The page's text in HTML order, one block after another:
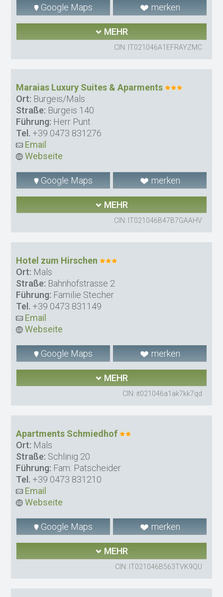
Google Maps merken
MEHR
CIN: IT021046A1EFRAYZMC
Maraias Luxury Suites & Aparments
Ort: Burgeis/Mals
Straße: Burgeis 140
Führung: Herr Punt
Tel. +39 0473 831276
Email
Webseite
Google Maps merken
MEHR
CIN: IT021046B47B7GAAHV
Hotel zum Hirschen
Ort: Mals
Straße: Bahnhofstrasse 2
Führung: Familie Stecher
Tel. +39 0473 831149
Email
Webseite
Google Maps merken
MEHR
CIN: it021046a1ak7kk7qd
Apartments Schmiedhof
Ort: Mals
Straße: Schlinig 20
Führung: Fam. Patscheider
Tel. +39 0473 831210
Email
Webseite
Google Maps merken
MEHR
CIN: IT021046B563TVK9QU